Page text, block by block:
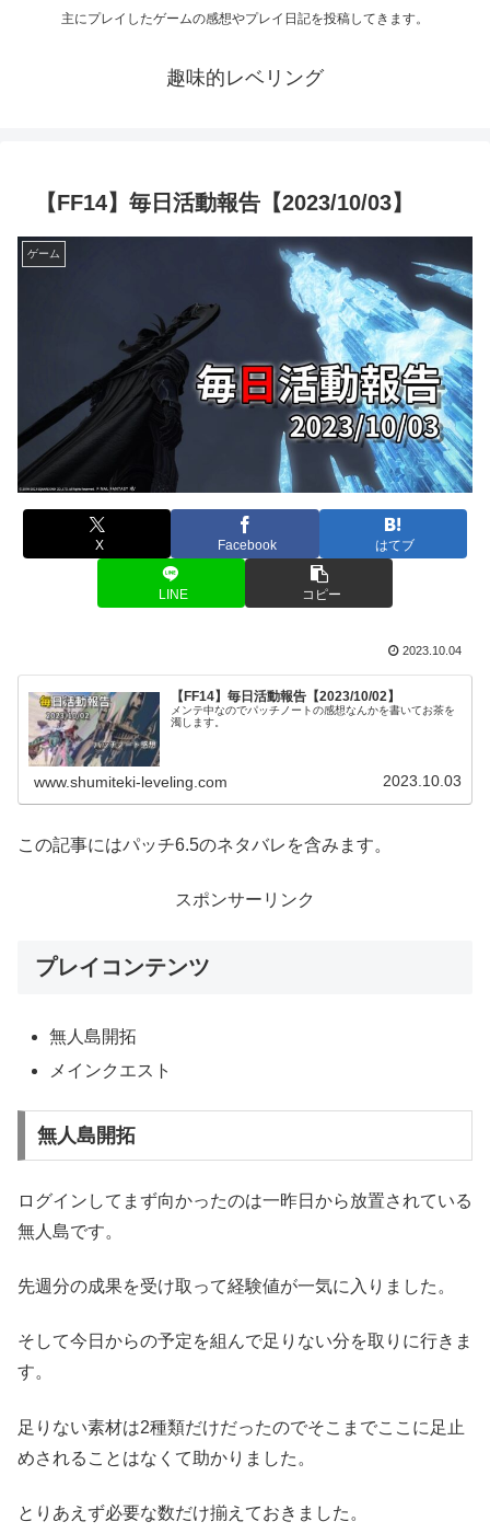
主にプレイしたゲームの感想やプレイ日記を投稿してきます。
趣味的レベリング
【FF14】毎日活動報告【2023/10/03】
ゲーム
X Facebook はてブ
LINE コピー
2023.10.04
【FF14】毎日活動報告【2023/10/02】
メンテ中なのでパッチノートの感想なんかを書いてお茶を
濁します。
www.shumiteki-leveling.com 2023.10.03
この記事にはパッチ6.5のネタバレを含みます。
スポンサーリンク
プレイコンテンツ
無人島開拓
メインクエスト
無人島開拓
ログインしてまず向かったのは一昨日から放置されている
無人島です。
先週分の成果を受け取って経験値が一気に入りました。
そして今日からの予定を組んで足りない分を取りに行きま
す。
足りない素材は2種類だけだったのでそこまでここに足止
めされることはなくて助かりました。
とりあえず必要な数だけ揃えておきました。